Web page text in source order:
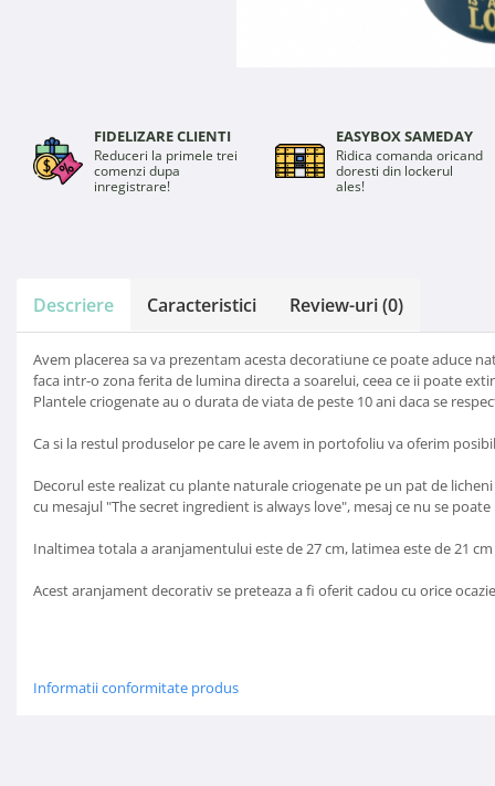
FIDELIZARE CLIENTI
Reduceri la primele trei
comenzi dupa
inregistrare!
EASYBOX SAMEDAY
Ridica comanda oricand
doresti din lockerul
ales!
Descriere Caracteristici Review-uri(0)
Avem placerea sa va prezentam acesta decoratiune ce poate aduce
faca intr-o zona ferita de lumina directa a soarelui, ceea ce ii poate
Plantele criogenate au o durata de viata de peste 10 ani daca se
Ca si la restul produselor pe care le avem in portofoliu va oferim
Decorul este realizat cu plante naturale criogenate pe un pat de
cu mesajul "The secret ingredient is always love", mesaj ce nu se
Inaltimea totala a aranjamentului este de 27 cm, latimea este de 21
Acest aranjament decorativ se preteaza a fi oferit cadou cu orice
Informatii conformitate produs